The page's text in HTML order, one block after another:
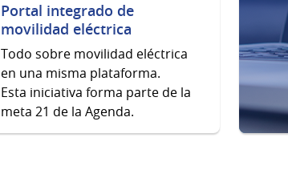
Portal integrado de
movilidad eléctrica
Todo sobre movilidad eléctrica
en una misma plataforma.
Esta iniciativa forma parte de la
meta 21 de la Agenda.